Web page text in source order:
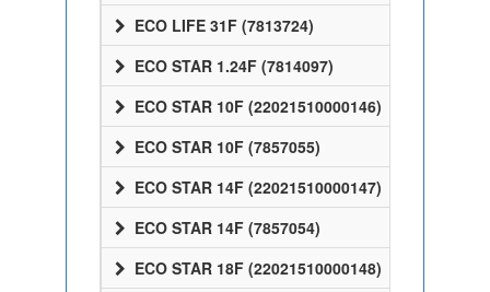
ECO LIFE 31F (7813724)
ECO STAR 1.24F (7814097)
ECO STAR 10F (22021510000146)
ECO STAR 10F (7857055)
ECO STAR 14F (22021510000147)
ECO STAR 14F (7857054)
ECO STAR 18F (22021510000148)